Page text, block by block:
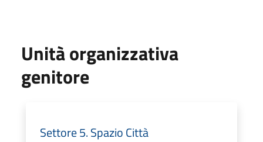
Unità organizzativa
genitore
Settore 5. Spazio Città